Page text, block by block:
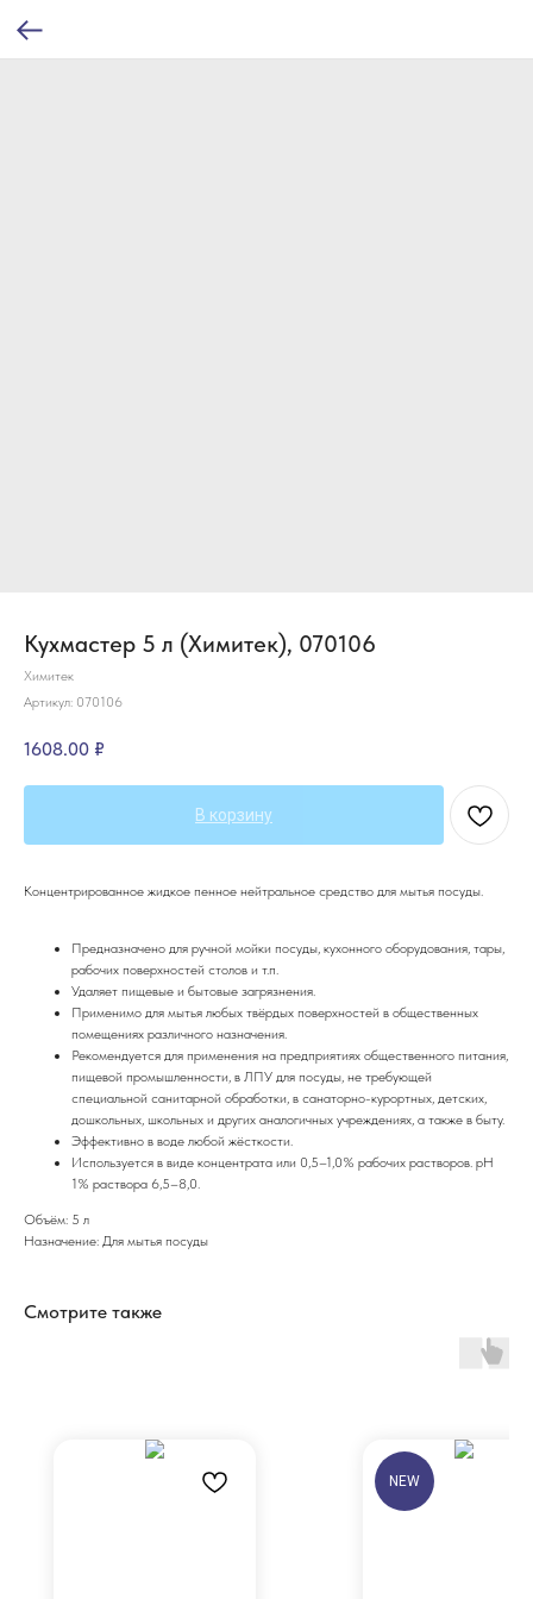
Кухмастер 5 л (Химитек), 070106
Химитек
Артикул: 070106
1608.00 ₽
В корзину
Концентрированное жидкое пенное нейтральное средство для мытья посуды.
Предназначено для ручной мойки посуды, кухонного оборудования, тары,
рабочих поверхностей столов и т.п.
Удаляет пищевые и бытовые загрязнения.
Применимо для мытья любых твёрдых поверхностей в общественных
помещениях различного назначения.
Рекомендуется для применения на предприятиях общественного питания,
пищевой промышленности, в ЛПУ для посуды, не требующей
специальной санитарной обработки, в санаторно-курортных, детских,
дошкольных, школьных и других аналогичных учреждениях, а также в быту.
Эффективно в воде любой жёсткости.
Используется в виде концентрата или 0,5–1,0% рабочих растворов. pH
1% раствора 6,5–8,0.
Объём: 5 л
Назначение: Для мытья посуды
Смотрите также
NEW